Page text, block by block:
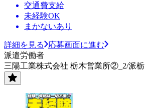
交通費支給
未経験OK
まかないあり
詳細を見る
応募画面に進む
派遣労働者
三陽工業株式会社 栃木営業所②_2/派栃